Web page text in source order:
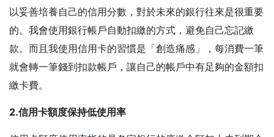
以妥善培養自己的信用分數，對於未來的銀行往來是很重要
的。我會使用銀行帳戶自動扣繳的方式，避免自己忘記繳
款。而且我使用信用卡的習慣是「創造痛感」，每消費一筆
就會轉一筆錢到扣款帳戶，讓自己的帳戶中有足夠的金額扣
繳卡費。
2.信用卡額度保持低使用率